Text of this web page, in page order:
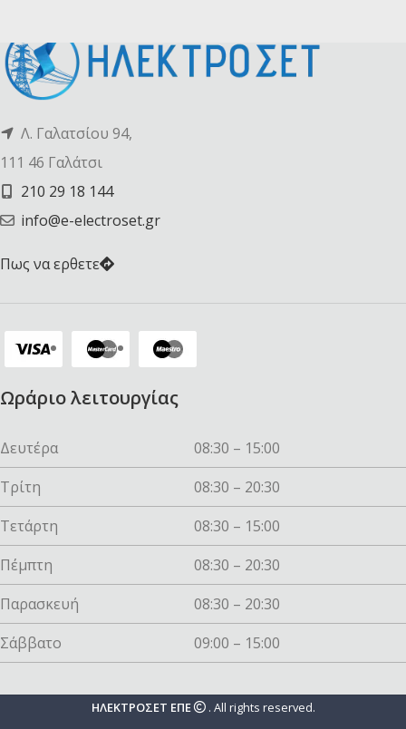
Λ. Γαλατσίου 94,
111 46 Γαλάτσι
210 29 18 144
info@e-electroset.gr
Πως να ερθετε
Ωράριο λειτουργίας
Δευτέρα
08:30 – 15:00
Τρίτη
08:30 – 20:30
Τετάρτη
08:30 – 15:00
Πέμπτη
08:30 – 20:30
Παρασκευή
08:30 – 20:30
Σάββατο
09:00 – 15:00
ΗΛΕΚΤΡΟΣΕΤ ΕΠΕ . All rights reserved.